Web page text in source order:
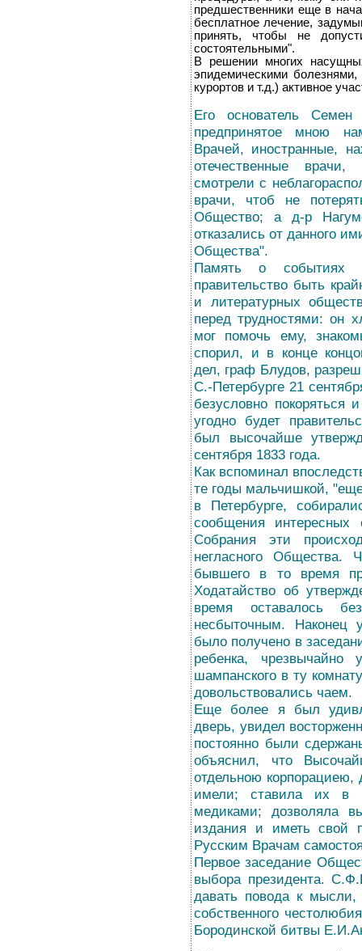
предшественники еще в
бесплатное лечение,
принять, чтобы не
состоятельными".
В решении многих
эпидемическими
курортов и т.д.) активное
Его основатель
предпринятое мною
Врачей, иностранные,
отечественные
смотрели с
врачи, чтоб не
Общество; а д-р
отказались от данного
Общества".
Память о событиях
правительство быть
и литературных
перед трудностями: он
мог помочь ему,
спорил, и в конце
дел, граф Блудов,
С.-Петербурге 21
безусловно покоряться
угодно будет
был высочайше
сентября 1833 года.
Как вспоминал
те годы мальчишкой,
в Петербурге,
сообщения интересных
Собрания эти
негласного Общества.
бывшего в то время
Ходатайство об
время оставалось
несбыточным. Наконец
было получено в
ребенка, чрезвычайно
шампанского в ту
довольствовались чаем.
Еще более я был
дверь, увидел
постоянно были
объяснил, что
отдельною корпорациею,
имели; ставила их в
медиками; дозволяла
издания и иметь свой
Русским Врачам
Первое заседание
выбора президента.
давать повода к
собственного
Бородинской битвы